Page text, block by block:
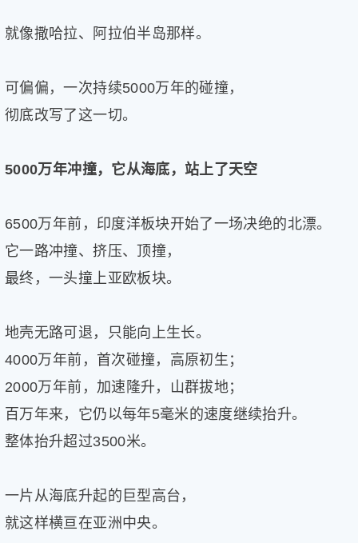
就像撒哈拉、阿拉伯半岛那样。
可偏偏，一次持续5000万年的碰撞，
彻底改写了这一切。
5000万年冲撞，它从海底，站上了天空
6500万年前，印度洋板块开始了一场决绝的北漂。
它一路冲撞、挤压、顶撞，
最终，一头撞上亚欧板块。
地壳无路可退，只能向上生长。
4000万年前，首次碰撞，高原初生；
2000万年前，加速隆升，山群拔地；
百万年来，它仍以每年5毫米的速度继续抬升。
整体抬升超过3500米。
一片从海底升起的巨型高台，
就这样横亘在亚洲中央。